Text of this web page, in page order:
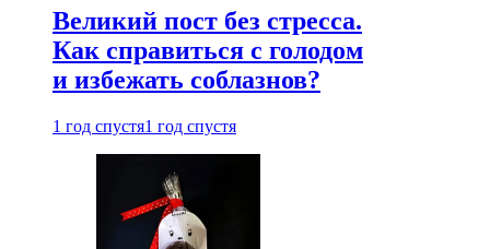
Великий пост без стресса.
Как справиться с голодом
и избежать соблазнов?
1 год спустя1 год спустя